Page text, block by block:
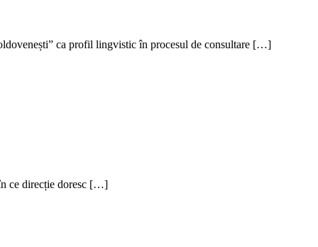
ca profil lingvistic în procesul de consultare […]
ce direcție doresc […]